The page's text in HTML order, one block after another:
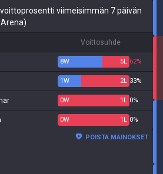
viimeisimmän 7 päivän
Voittosuhde
8W 5L 62%
1W 2L 33%
0W 1 L 0%
0W 1 L 0%
POISTA MAINOKSET